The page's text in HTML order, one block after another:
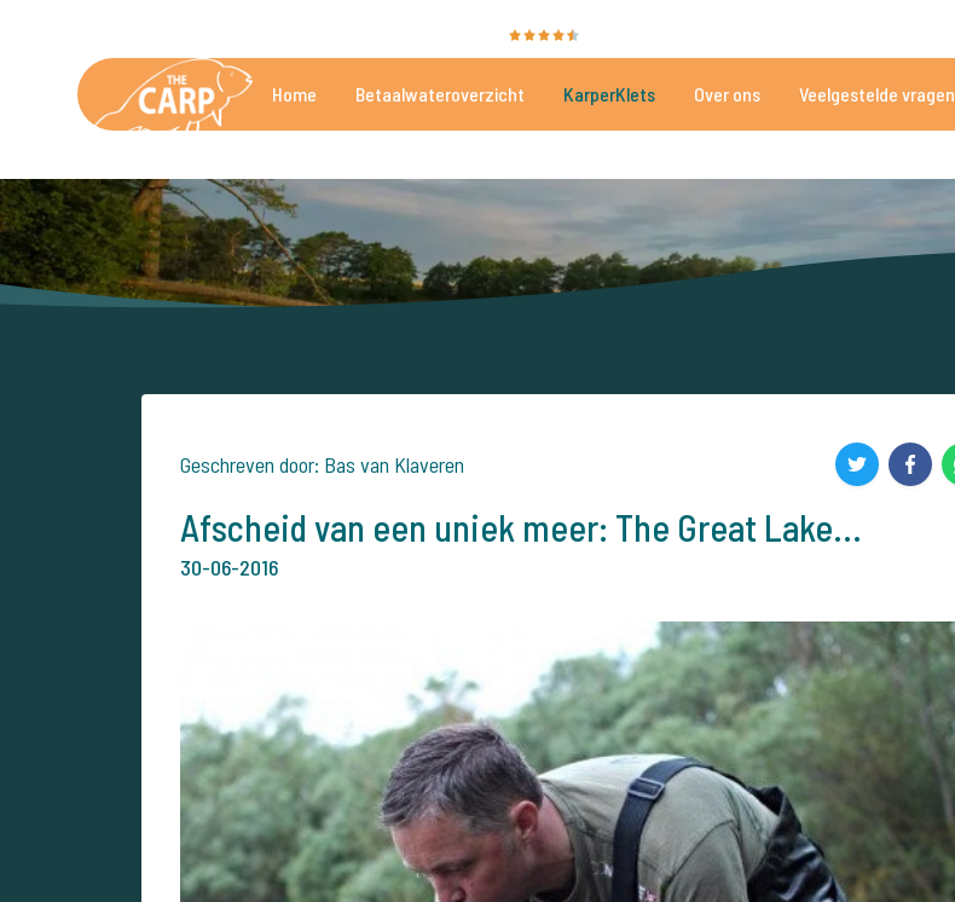
Home Betaalwateroverzicht KarperKlets Over ons Veelgestelde vragen
Geschreven door: Bas van Klaveren
Afscheid van een uniek meer: The Great Lake...
30-06-2016